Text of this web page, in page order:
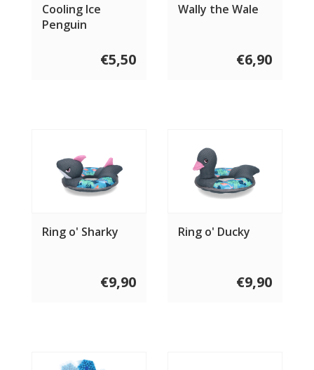
Cooling Ice
Penguin
€5,50
Wally the Wale
€6,90
Ring o' Sharky
€9,90
Ring o' Ducky
€9,90